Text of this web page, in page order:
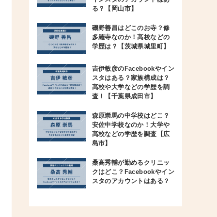
る？【岡山市】
磯野善昌はどこのお寺？修
多羅寺なのか！高校などの
学歴は？【茨城県城里町】
吉伊敏彦のFacebookやイン
スタはある？家族構成は？
高校や大学などの学歴を調
査！【千葉県成田市】
森原崇馬の中学校はどこ？
安佐中学校なのか！大学や
高校などの学歴を調査【広
島市】
桑高秀輔が勤めるクリニッ
クはどこ？Facebookやイン
スタのアカウントはある？